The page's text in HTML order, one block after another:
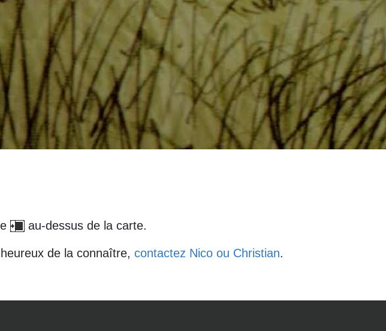
au-dessus de la carte.
de la connaître, contactez Nico ou Christian.